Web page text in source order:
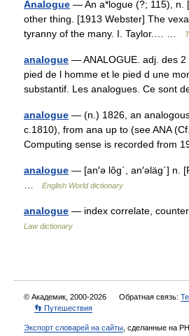
Analogue — An a*logue (?; 115), n.
other thing. [1913 Webster] The
tyranny of the many. I. Taylor.… …
analogue — ANALOGUE. adj. des 2
pied de l homme et le pied d une
substantif. Les analogues. Ce sont
analogue — (n.) 1826, an
c.1810), from ana up to (see ANA
Computing sense is recorded from
analogue — [an′ə lôg΄, an′əläg΄]
English World dictionary
analogue — index correlate,
Law dictionary
© Академик, 2000-2026 Обратная связь:
👣 Путешествия
Экспорт словарей на сайты , сделанные на